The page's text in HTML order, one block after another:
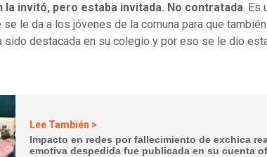
la invitó, pero estaba invitada. No contratada. Es
le da a los jóvenes de la comuna para que
sido destacada en su colegio y por eso se le dio
Lee También >
Impacto en redes por fallecimiento de exchica
emotiva despedida fue publicada en su cuenta